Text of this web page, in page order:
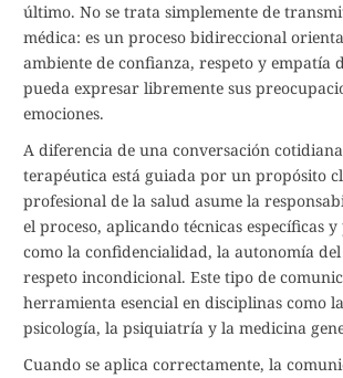
último. No se trata simplemente de
médica: es un proceso bidireccional
ambiente de confianza, respeto y empatía
pueda expresar libremente sus
emociones.
A diferencia de una conversación
terapéutica está guiada por un propósito
profesional de la salud asume la
el proceso, aplicando técnicas específicas
como la confidencialidad, la autonomía
respeto incondicional. Este tipo de
herramienta esencial en disciplinas como
psicología, la psiquiatría y la medicina
Cuando se aplica correctamente, la